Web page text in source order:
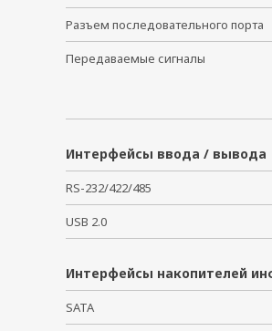
Разъем последовательного порта
Передаваемые сигналы
Интерфейсы ввода / вывода
RS-232/422/485
USB 2.0
Интерфейсы накопителей
SATA